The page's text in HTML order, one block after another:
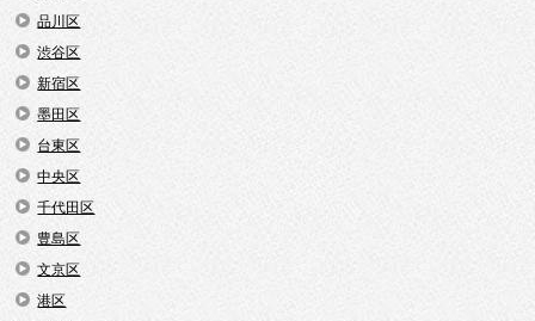
品川区
渋谷区
新宿区
墨田区
台東区
中央区
千代田区
豊島区
文京区
港区